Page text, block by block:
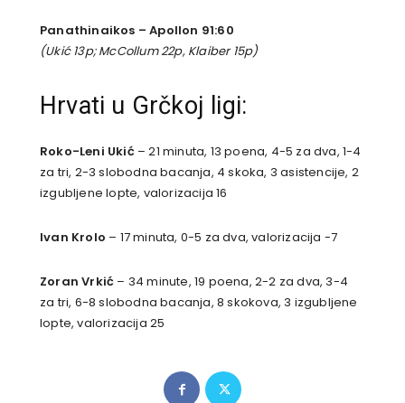
Panathinaikos – Apollon 91:60
(Ukić 13p; McCollum 22p, Klaiber 15p)
Hrvati u Grčkoj ligi:
Roko-Leni Ukić– 21 minuta, 13 poena, 4-5 za dva, 1-4
za tri, 2-3 slobodna bacanja, 4 skoka, 3 asistencije, 2
izgubljene lopte, valorizacija 16
Ivan Krolo – 17 minuta, 0-5 za dva, valorizacija -7
Zoran Vrkić – 34 minute, 19 poena, 2-2 za dva, 3-4
za tri, 6-8 slobodna bacanja, 8 skokova, 3 izgubljene
lopte, valorizacija 25